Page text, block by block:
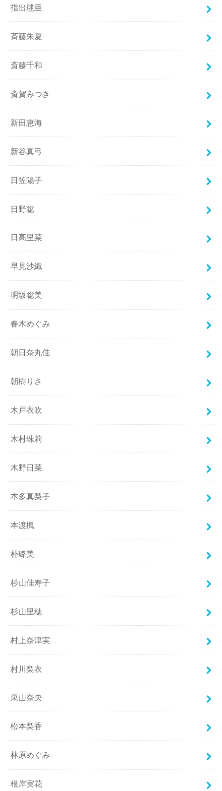
指出毬亜
斉藤朱夏
斎藤千和
斎賀みつき
新田恵海
新谷真弓
日笠陽子
日野聡
日高里菜
早見沙織
明坂聡美
春木めぐみ
朝日奈丸佳
朝樹りさ
木戸衣吹
木村珠莉
木野日菜
本多真梨子
本渡楓
朴璐美
杉山佳寿子
杉山里穂
村上奈津実
村川梨衣
東山奈央
松本梨香
林原めぐみ
根岸実花